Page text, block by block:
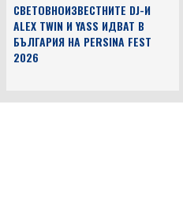
СВЕТОВНОИЗВЕСТНИТЕ DJ-И
ALEX TWIN И YASS ИДВАТ В
БЪЛГАРИЯ НА PERSINA FEST
2026